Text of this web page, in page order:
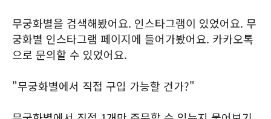
무궁화별을 검색해봤어요. 인스타그램이 있었어요. 무
궁화별 인스타그램 페이지에 들어가봤어요. 카카오톡
으로 문의할 수 있었어요.
"무궁화별에서 직접 구입 가능할 건가?"